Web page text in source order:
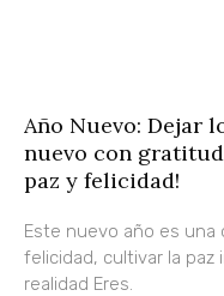
Año Nuevo: Dejar
nuevo con
paz y felicidad!
Este nuevo año es una
felicidad, cultivar la
realidad Eres.